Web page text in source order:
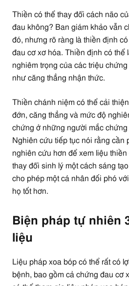
Thiền có thể thay đổi cách não
đau không? Ban giám khảo vẫn
đó, nhưng rõ ràng là thiền định
đau cơ xơ hóa. Thiền định có thể
nghiêm trọng của các triệu
như căng thẳng nhận thức.
Thiền chánh niệm có thể cải
đớn, căng thẳng và mức độ
chứng ở những người mắc chứng
Nghiên cứu tiếp tục nói rằng cần
nghiên cứu hơn để xem liệu
thay đổi sinh lý một cách sáng
cho phép một cá nhân đối phó
họ tốt hơn.
Biện pháp tự nhiên
liệu
Liệu pháp xoa bóp có thể rất có
bệnh, bao gồm cả chứng đau cơ